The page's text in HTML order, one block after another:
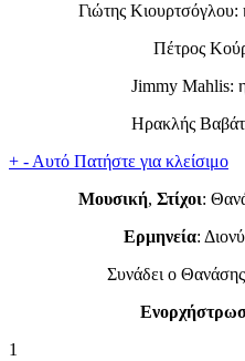
Γιώτης
Πέτρος
Jimmy Mahlis:
Ηρακλής
+ - Αυτό Πατήστε για κλείσιμο
Μουσική, Στίχοι:
Ερμηνεία:
Συνάδει ο
1